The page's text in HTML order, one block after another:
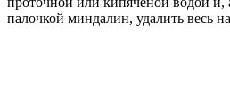
палочкой миндалин, удалить весь